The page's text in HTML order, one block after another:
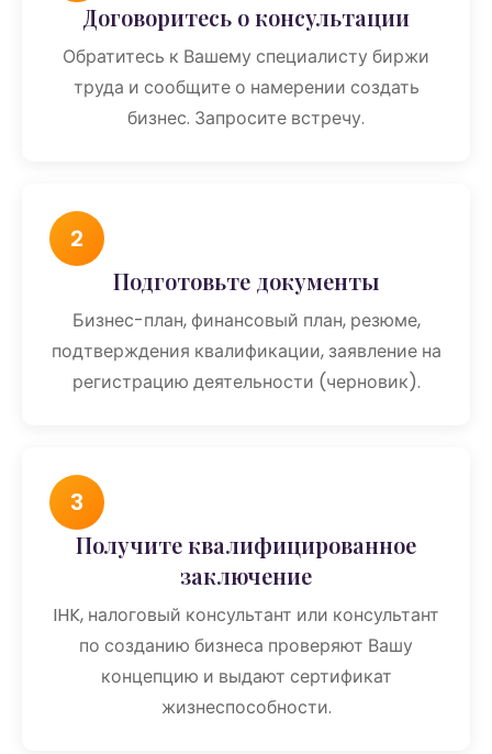
Договоритесь о консультации
Обратитесь к Вашему специалисту биржи
труда и сообщите о намерении создать
бизнес. Запросите встречу.
2
Подготовьте документы
Бизнес-план, финансовый план, резюме,
подтверждения квалификации, заявление на
регистрацию деятельности (черновик).
3
Получите квалифицированное
заключение
IHK, налоговый консультант или консультант
по созданию бизнеса проверяют Вашу
концепцию и выдают сертификат
жизнеспособности.